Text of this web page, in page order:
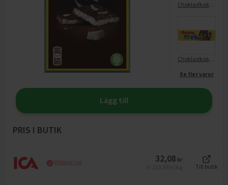
Chokladkaka Premium Dark 70%
Chokladkaka Oreo Big Taste Filled
Se fler varor
Lägg till
PRIS I BUTIK
Webbpriser 32,08 kr
Till butik